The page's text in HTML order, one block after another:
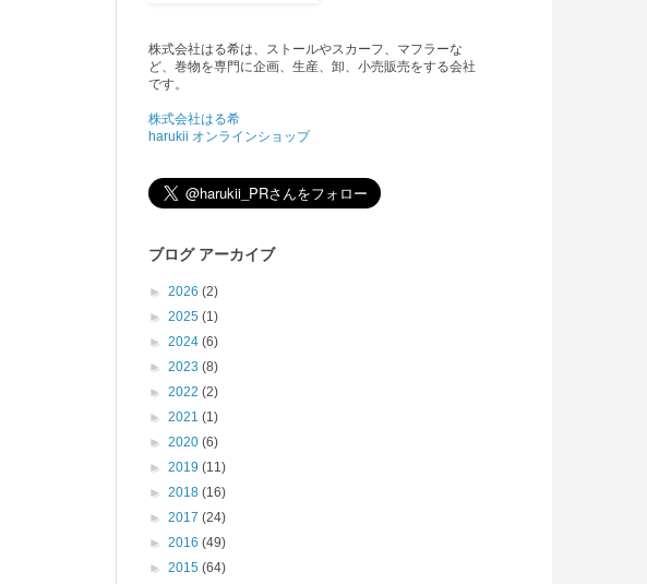
株式会社はる希は、ストールやスカーフ、マフラーな
ど、巻物を専門に企画、生産、卸、小売販売をする会社
です。
株式会社はる希
harukii オンラインショップ
ブログ アーカイブ
► 2026 (2)
► 2025 (1)
► 2024 (6)
► 2023 (8)
► 2022 (2)
► 2021 (1)
► 2020 (6)
► 2019 (11)
► 2018 (16)
► 2017 (24)
► 2016 (49)
► 2015 (64)